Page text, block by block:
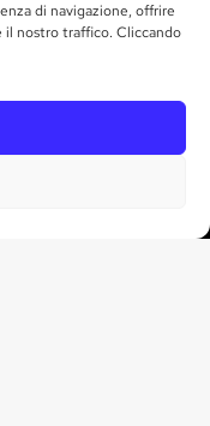
di navigazione, offrire
il nostro traffico. Cliccando